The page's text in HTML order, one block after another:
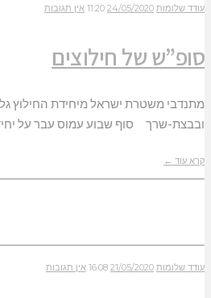
עודד שלומות 24/05/2020
11:20 אין תגובות
סופ”ש של חילוצים
מתנדבי משטרת ישראל מיחידת החילוץ
ובבצת-שרך סוף שבוע עמוס עבר על
קרא עוד ←
עודד שלומות 21/05/2020
16:08 אין תגובות